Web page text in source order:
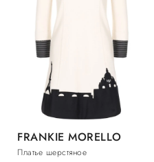
FRANKIE MORELLO
Платье шерстяное